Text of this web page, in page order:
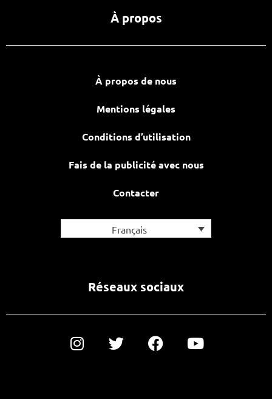
À propos
À propos de nous
Mentions légales
Conditions d’utilisation
Fais de la publicité avec nous
Contacter
Français
Réseaux sociaux